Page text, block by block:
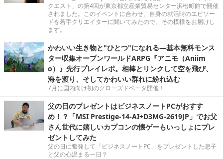
クエスト」の第4回が東京都立産業貿易センター浜松町館で開催
されました。このイベントに合わせ、自身の就活時のエピソー
ドを若手クリエイターに聞いてみたので、その模様をお届けし
ます。
かわいい生き物と"ひとつ"になれる―基本無料モンス
ター収集オープンワールドARPG『アニモ（Aniim
o）』先行プレイレポ。相棒とリンクして空を飛び、
海を渡り、そしてかわいい群れに紛れ込む
7月に国内向け初のクローズドベータ開催！
父の日のプレゼントはビジネスノートPCがおすす
め！？「MSI Prestige-14-AI+D3MG-2619JP」でお父
さん世代に嬉しいカプコンの懐ゲーもいっしょにプレ
ゼントしてみた
父の日に奮発して「ビジネスノートPC」をプレゼントした息子
と父の心温まる一日？